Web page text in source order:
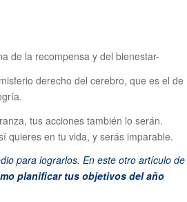
de la recompensa y del bienestar-
derecho del cerebro, que es el de
tus acciones también lo serán.
quieres en tu vida, y serás imparable.
para lograrlos. En este otro artículo de
planificar tus objetivos del año